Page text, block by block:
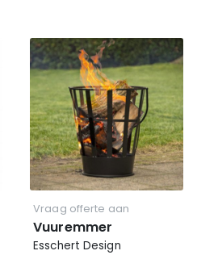
Vraag offerte aan
Vuuremmer
Esschert Design